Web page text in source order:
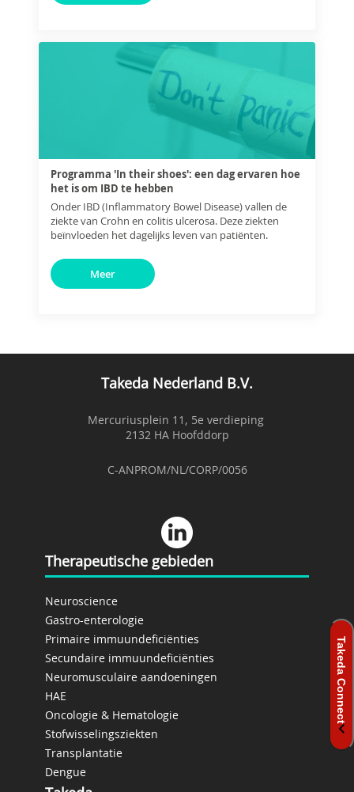
Programma 'In their shoes': een dag ervaren hoe
het is om IBD te hebben
Onder IBD (Inflammatory Bowel Disease) vallen de
ziekte van Crohn en colitis ulcerosa. Deze ziekten
beïnvloeden het dagelijks leven van patiënten.
Meer
Takeda Nederland B.V.
Mercuriusplein 11, 5e verdieping
2132 HA Hoofddorp
C-ANPROM/NL/CORP/0056
Therapeutische gebieden
Neuroscience
Gastro-enterologie
Primaire immuundeficiënties
Secundaire immuundeficiënties
Neuromusculaire aandoeningen
HAE
Oncologie & Hematologie
Stofwisselingsziekten
Transplantatie
Dengue